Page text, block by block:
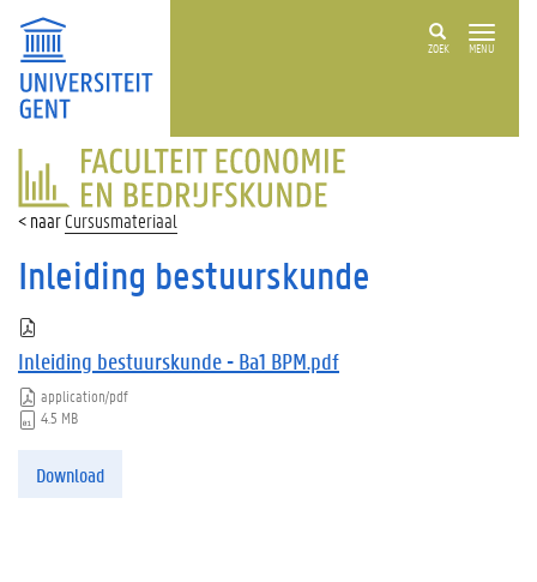
ZOEK MENU
FACULTEIT
ECONOMIE
EN
BEDRIJFSKUNDE
Cursusmateriaal
Inleiding bestuurskunde
Inleiding bestuurskunde - Ba1 BPM.pdf
application/pdf
4.5 MB
Download